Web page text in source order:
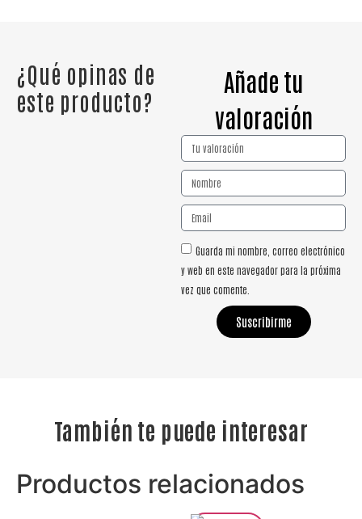
¿Qué opinas de
este producto?
Añade tu
valoración
Guarda mi nombre, correo electrónico
y web en este navegador para la próxima
vez que comente.
Suscribirme
También te puede interesar
Productos relacionados